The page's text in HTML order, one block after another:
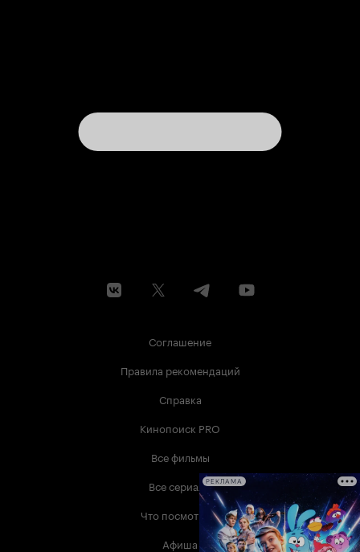
Соглашение
Правила рекомендаций
Справка
Кинопоиск PRO
Все фильмы
Все сериалы
Что посмотреть
Афиша
РЕКЛАМА